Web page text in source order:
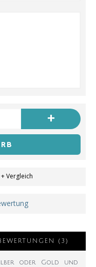
+
+ Vergleich
(3)
oder Gold und